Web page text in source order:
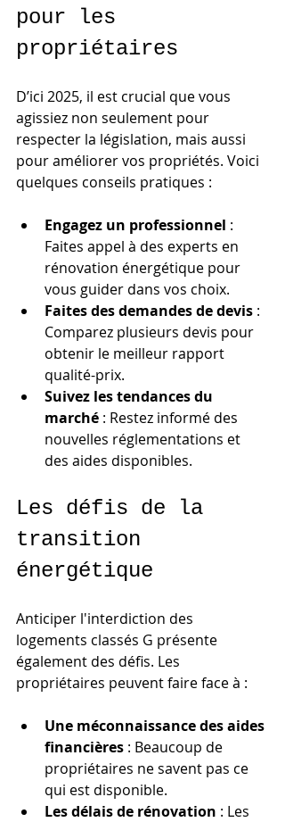
pour les
propriétaires
D’ici 2025, il est crucial que vous
agissiez non seulement pour
respecter la législation, mais aussi
pour améliorer vos propriétés. Voici
quelques conseils pratiques :
Engagez un professionnel :
Faites appel à des experts en
rénovation énergétique pour
vous guider dans vos choix.
Faites des demandes de devis :
Comparez plusieurs devis pour
obtenir le meilleur rapport
qualité-prix.
Suivez les tendances du
marché : Restez informé des
nouvelles réglementations et
des aides disponibles.
Les défis de la
transition
énergétique
Anticiper l'interdiction des
logements classés G présente
également des défis. Les
propriétaires peuvent faire face à :
Une méconnaissance des aides
financières : Beaucoup de
propriétaires ne savent pas ce
qui est disponible.
Les délais de rénovation : Les